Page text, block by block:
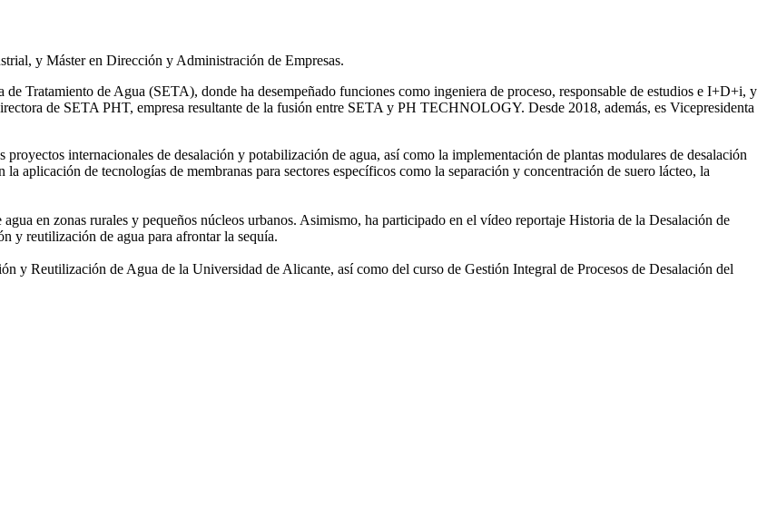
y Máster en Dirección y Administración de Empresas.
Tratamiento de Agua (SETA), donde ha desempeñado funciones como ingeniera de proceso, responsable de estudios e I+D+i, y
de SETA PHT, empresa resultante de la fusión entre SETA y PH TECHNOLOGY. Desde 2018, además, es Vicepresidenta
proyectos internacionales de desalación y potabilización de agua, así como la implementación de plantas modulares de desalación
la aplicación de tecnologías de membranas para sectores específicos como la separación y concentración de suero lácteo, la
agua en zonas rurales y pequeños núcleos urbanos. Asimismo, ha participado en el vídeo reportaje Historia de la Desalación de
y reutilización de agua para afrontar la sequía.
y Reutilización de Agua de la Universidad de Alicante, así como del curso de Gestión Integral de Procesos de Desalación del